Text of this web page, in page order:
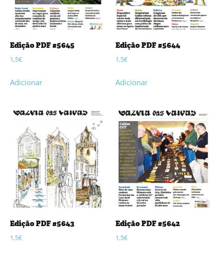
Edição PDF #5645
1,5€
Adicionar
Edição PDF #5644
1,5€
Adicionar
Edição PDF #5643
1,5€
Edição PDF #5642
1,5€